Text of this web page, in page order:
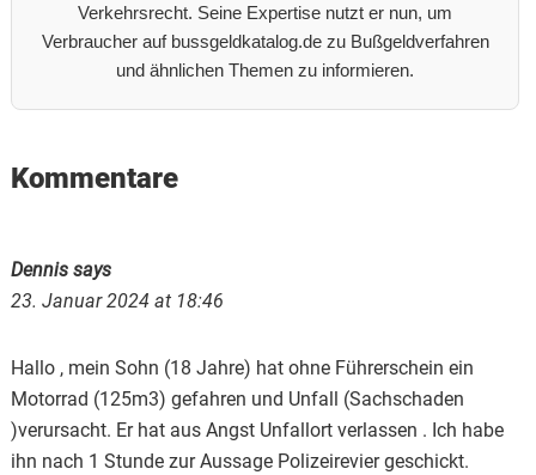
Verkehrsrecht. Seine Expertise nutzt er nun, um
Verbraucher auf bussgeldkatalog.de zu Bußgeldverfahren
und ähnlichen Themen zu informieren.
Reader
Kommentare
Dennis says
23. Januar 2024 at 18:46
Hallo , mein Sohn (18 Jahre) hat ohne Führerschein ein
Motorrad (125m3) gefahren und Unfall (Sachschaden
)verursacht. Er hat aus Angst Unfallort verlassen . Ich habe
ihn nach 1 Stunde zur Aussage Polizeirevier geschickt.